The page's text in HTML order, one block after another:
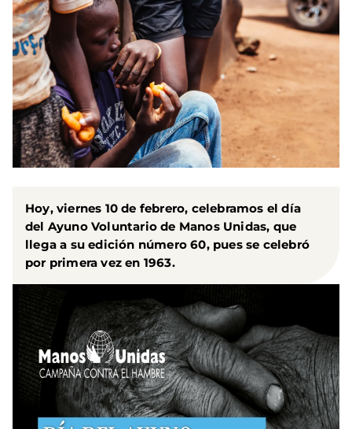
Hoy, viernes 10 de febrero, celebramos el día
del Ayuno Voluntario de Manos Unidas, que
llega a su edición número 60, pues se celebró
por primera vez en 1963.